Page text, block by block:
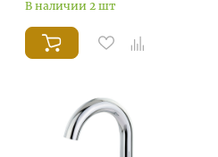
В наличии 2 шт